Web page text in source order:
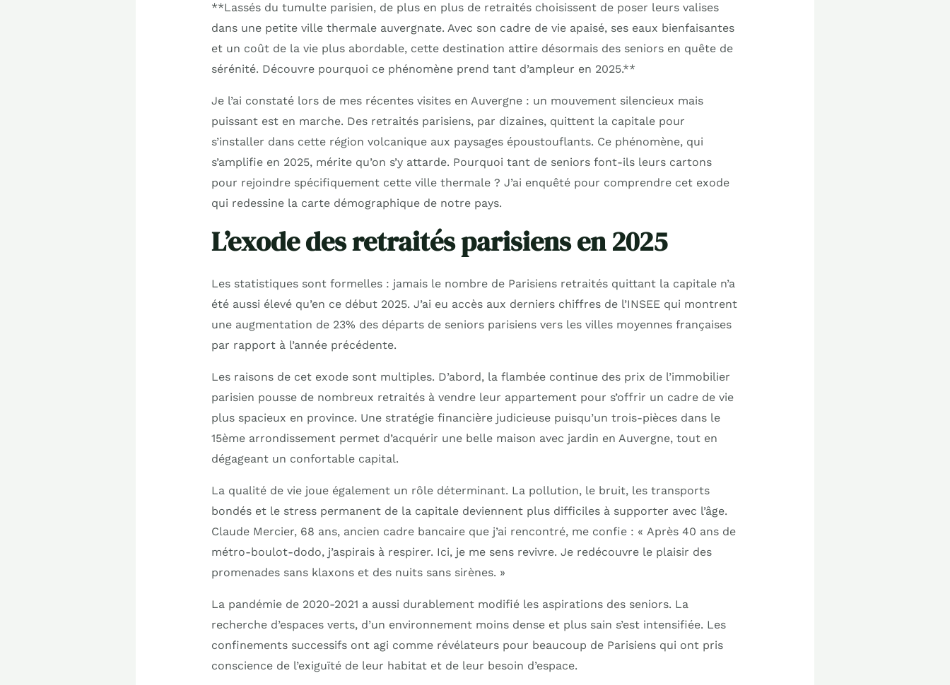
**Lassés du tumulte parisien, de plus en plus de retraités choisissent de poser leurs valises
dans une petite ville thermale auvergnate. Avec son cadre de vie apaisé, ses eaux bienfaisantes
et un coût de la vie plus abordable, cette destination attire désormais des seniors en quête de
sérénité. Découvre pourquoi ce phénomène prend tant d’ampleur en 2025.**
Je l’ai constaté lors de mes récentes visites en Auvergne : un mouvement silencieux mais
puissant est en marche. Des retraités parisiens, par dizaines, quittent la capitale pour
s’installer dans cette région volcanique aux paysages époustouflants. Ce phénomène, qui
s’amplifie en 2025, mérite qu’on s’y attarde. Pourquoi tant de seniors font-ils leurs cartons
pour rejoindre spécifiquement cette ville thermale ? J’ai enquêté pour comprendre cet exode
qui redessine la carte démographique de notre pays.
L’exode des retraités parisiens en 2025
Les statistiques sont formelles : jamais le nombre de Parisiens retraités quittant la capitale n’a
été aussi élevé qu’en ce début 2025. J’ai eu accès aux derniers chiffres de l’INSEE qui montrent
une augmentation de 23% des départs de seniors parisiens vers les villes moyennes françaises
par rapport à l’année précédente.
Les raisons de cet exode sont multiples. D’abord, la flambée continue des prix de l’immobilier
parisien pousse de nombreux retraités à vendre leur appartement pour s’offrir un cadre de vie
plus spacieux en province. Une stratégie financière judicieuse puisqu’un trois-pièces dans le
15ème arrondissement permet d’acquérir une belle maison avec jardin en Auvergne, tout en
dégageant un confortable capital.
La qualité de vie joue également un rôle déterminant. La pollution, le bruit, les transports
bondés et le stress permanent de la capitale deviennent plus difficiles à supporter avec l’âge.
Claude Mercier, 68 ans, ancien cadre bancaire que j’ai rencontré, me confie : « Après 40 ans de
métro-boulot-dodo, j’aspirais à respirer. Ici, je me sens revivre. Je redécouvre le plaisir des
promenades sans klaxons et des nuits sans sirènes. »
La pandémie de 2020-2021 a aussi durablement modifié les aspirations des seniors. La
recherche d’espaces verts, d’un environnement moins dense et plus sain s’est intensifiée. Les
confinements successifs ont agi comme révélateurs pour beaucoup de Parisiens qui ont pris
conscience de l’exiguïté de leur habitat et de leur besoin d’espace.